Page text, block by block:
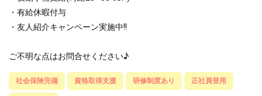
・有給休暇付与
・友人紹介キャンペーン実施中!!
ご不明な点はお問合せください♪
社会保険完備 資格取得支援 研修制度あり 正社員登用